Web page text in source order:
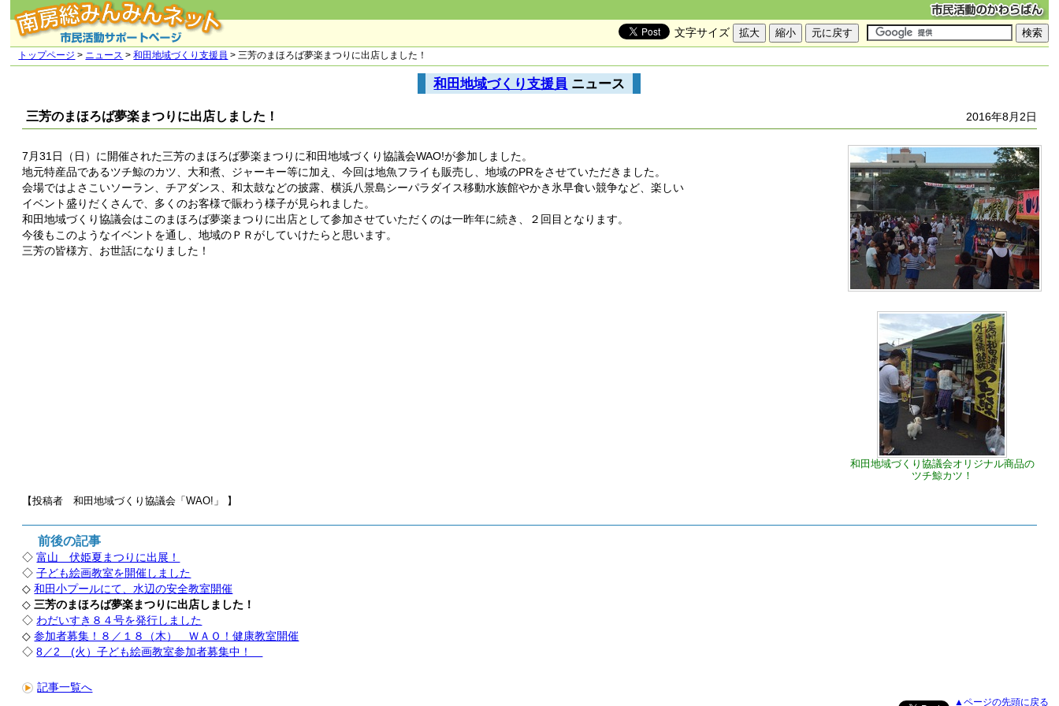
文字サイズ
トップページ > ニュース >和田地域づくり支援員 > 三芳のまほろば夢楽まつりに出店しました！
和田地域づくり支援員 ニュース
2016年8月2日
三芳のまほろば夢楽まつりに出店しました！
和田地域づくり協議会オリジナル商品の
ツチ鯨カツ！
7月31日（日）に開催された三芳のまほろば夢楽まつりに和田地域づくり協議会WAO!が参加しました。
地元特産品であるツチ鯨のカツ、大和煮、ジャーキー等に加え、今回は地魚フライも販売し、地域のPRをさせていただきました。
会場ではよさこいソーラン、チアダンス、和太鼓などの披露、横浜八景島シーパラダイス移動水族館やかき氷早食い競争など、楽しい
イベント盛りだくさんで、多くのお客様で賑わう様子が見られました。
和田地域づくり協議会はこのまほろば夢楽まつりに出店として参加させていただくのは一昨年に続き、２回目となります。
今後もこのようなイベントを通し、地域のＰＲがしていけたらと思います。
三芳の皆様方、お世話になりました！
【投稿者 和田地域づくり協議会「WAO!」 】
前後の記事
◇富山 伏姫夏まつりに出展！
◇子ども絵画教室を開催しました
◇和田小プールにて、水辺の安全教室開催
◇ 三芳のまほろば夢楽まつりに出店しました！
◇ わだいすき８４号を発行しました
◇参加者募集！８／１８（木） ＷＡＯ！健康教室開催
◇8／2 (火）子ども絵画教室参加者募集中！
記事一覧へ
▲ページの先頭に戻る